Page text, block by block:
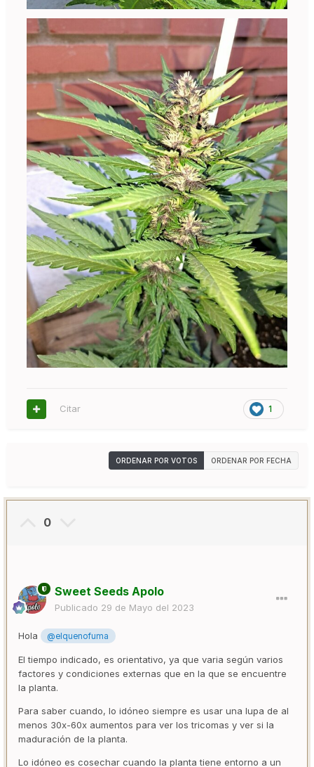
1
Citar
ORDENAR POR VOTOS ORDENAR POR FECHA
0
Sweet Seeds Apolo
Publicado 29 de Mayo del 2023
Hola @elquenofuma
El tiempo indicado, es orientativo, ya que varia según varios
factores y condiciones externas que en la que se encuentre
la planta.
Para saber cuando, lo idóneo siempre es usar una lupa de al
menos 30x-60x aumentos para ver los tricomas y ver si la
maduración de la planta.
Lo idóneo es cosechar cuando la planta tiene entorno a un